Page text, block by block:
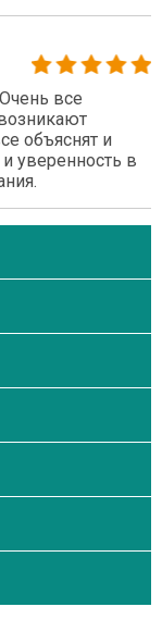
все
объяснят и
уверенность в